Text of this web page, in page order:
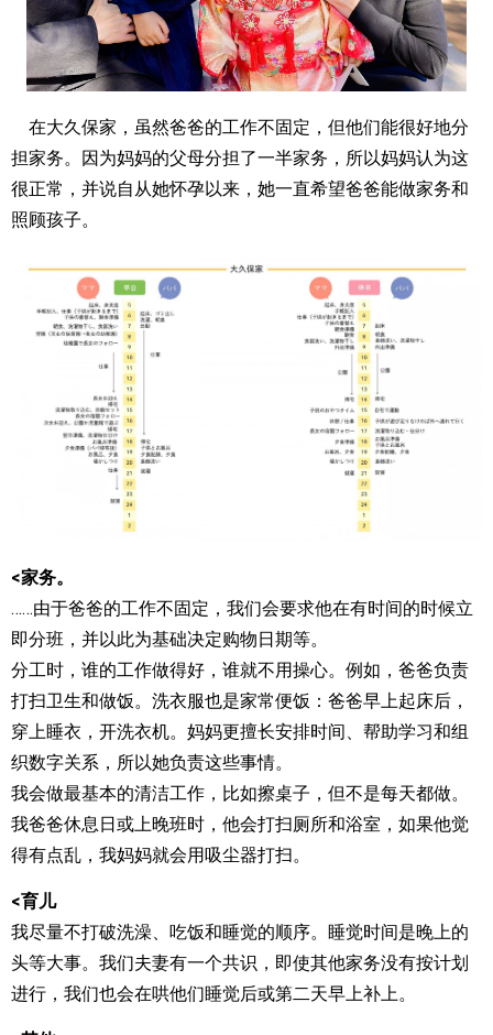
在大久保家，虽然爸爸的工作不固定，但他们能很好地分
担家务。因为妈妈的父母分担了一半家务，所以妈妈认为这
很正常，并说自从她怀孕以来，她一直希望爸爸能做家务和
照顾孩子。
<家务。
……由于爸爸的工作不固定，我们会要求他在有时间的时候立
即分班，并以此为基础决定购物日期等。
分工时，谁的工作做得好，谁就不用操心。例如，爸爸负责
打扫卫生和做饭。洗衣服也是家常便饭：爸爸早上起床后，
穿上睡衣，开洗衣机。妈妈更擅长安排时间、帮助学习和组
织数字关系，所以她负责这些事情。
我会做最基本的清洁工作，比如擦桌子，但不是每天都做。
我爸爸休息日或上晚班时，他会打扫厕所和浴室，如果他觉
得有点乱，我妈妈就会用吸尘器打扫。
<育儿
我尽量不打破洗澡、吃饭和睡觉的顺序。睡觉时间是晚上的
头等大事。我们夫妻有一个共识，即使其他家务没有按计划
进行，我们也会在哄他们睡觉后或第二天早上补上。